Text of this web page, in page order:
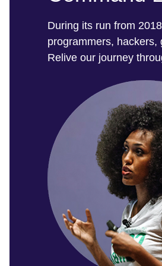
During its run from
programmers,
Relive our journey